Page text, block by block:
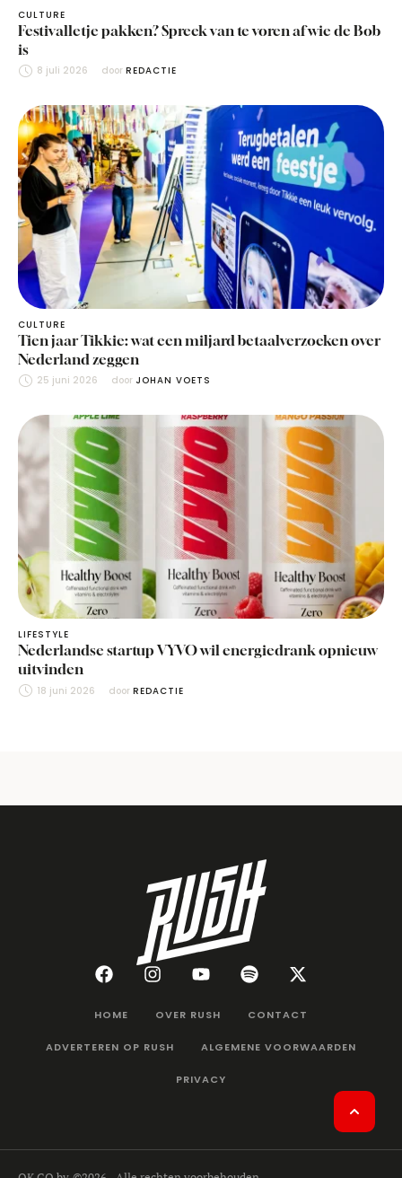
CULTURE
Festivalletje pakken? Spreek van te voren af wie de Bob
is
8 juli 2026 door REDACTIE
CULTURE
Tien jaar Tikkie: wat een miljard betaalverzoeken over
Nederland zeggen
25 juni 2026 door JOHAN VOETS
LIFESTYLE
Nederlandse startup VYVO wil energiedrank opnieuw
uitvinden
18 juni 2026 door REDACTIE
HOME OVER RUSH CONTACT
ADVERTEREN OP RUSH ALGEMENE VOORWAARDEN
PRIVACY